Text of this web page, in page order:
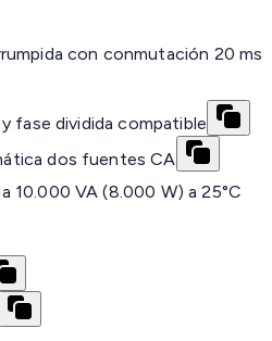
con conmutación 20 ms
fase dividida compatible
dos fuentes CA
10.000 VA (8.000 W) a 25°C